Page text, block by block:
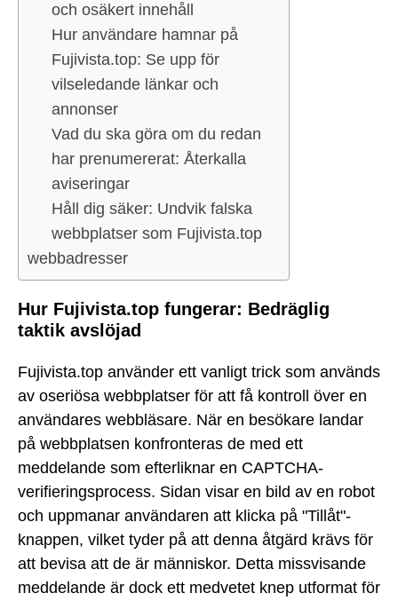
och osäkert innehåll
Hur användare hamnar på
Fujivista.top: Se upp för
vilseledande länkar och
annonser
Vad du ska göra om du redan
har prenumererat: Återkalla
aviseringar
Håll dig säker: Undvik falska
webbplatser som Fujivista.top
webbadresser
Hur Fujivista.top fungerar: Bedräglig
taktik avslöjad
Fujivista.top använder ett vanligt trick som används
av oseriösa webbplatser för att få kontroll över en
användares webbläsare. När en besökare landar
på webbplatsen konfronteras de med ett
meddelande som efterliknar en CAPTCHA-
verifieringsprocess. Sidan visar en bild av en robot
och uppmanar användaren att klicka på "Tillåt"-
knappen, vilket tyder på att denna åtgärd krävs för
att bevisa att de är människor. Detta missvisande
meddelande är dock ett medvetet knep utformat för